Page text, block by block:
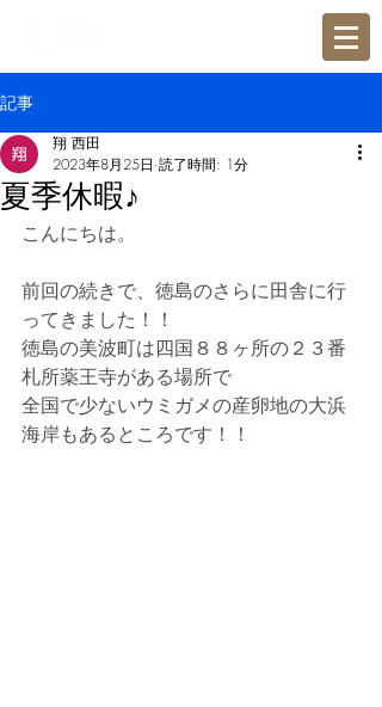
記事
夏季休暇♪
翔 西田
2023年8月25日 読了時間: 1分
こんにちは。
前回の続きで、徳島のさらに田舎に行
ってきました！！
徳島の美波町は四国８８ヶ所の２３番
札所薬王寺がある場所で
全国で少ないウミガメの産卵地の大浜
海岸もあるところです！！